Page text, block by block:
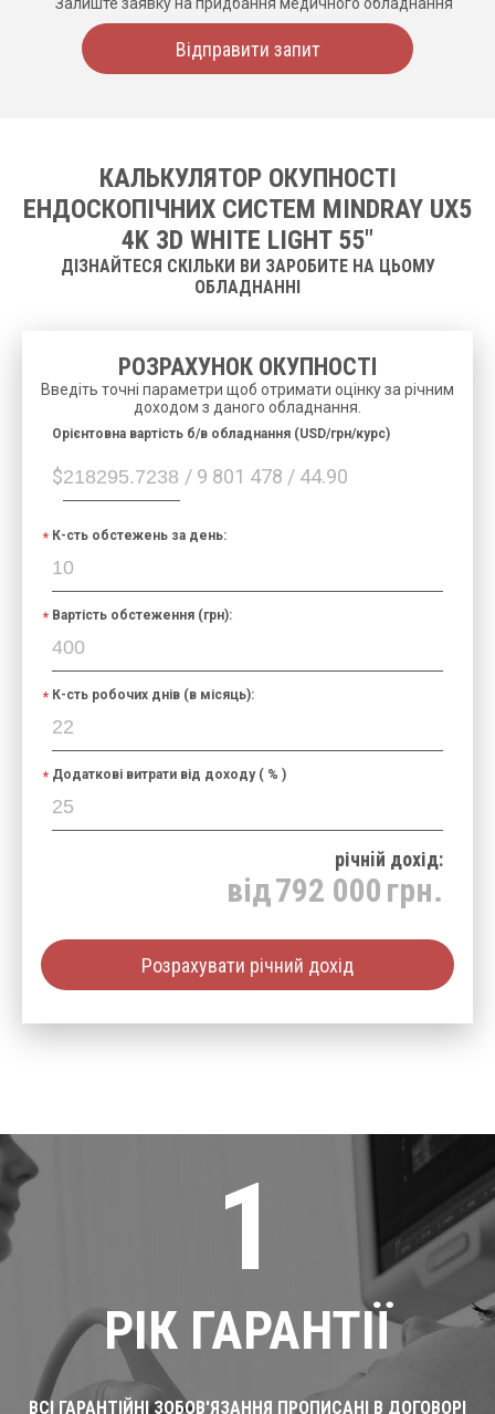
Відправити запит
КАЛЬКУЛЯТОР ОКУПНОСТІ
ЕНДОСКОПІЧНИХ СИСТЕМ MINDRAY UX5
4K 3D WHITE LIGHT 55"
ДІЗНАЙТЕСЯ СКІЛЬКИ ВИ ЗАРОБИТЕ НА ЦЬОМУ
ОБЛАДНАННІ
РОЗРАХУНОК ОКУПНОСТІ
Введіть точні параметри щоб отримати оцінку за річним
доходом з даного обладнання.
$ / 9 801 478 / 44.90
Орієнтовна вартість б/в обладнання (USD/грн/курс)
К-сть обстежень за день:
Вартість обстеження (грн):
К-сть робочих днів (в місяць):
Додаткові витрати від доходу ( % )
річнiй дохід:
від792 000 грн.
Розрахувати річний дохід
1
РІК ГАРАНТІЇ
ВСІ ГАРАНТІЙНІ ЗОБОВ'ЯЗАННЯ ПРОПИСАНІ В ДОГОВОРІ